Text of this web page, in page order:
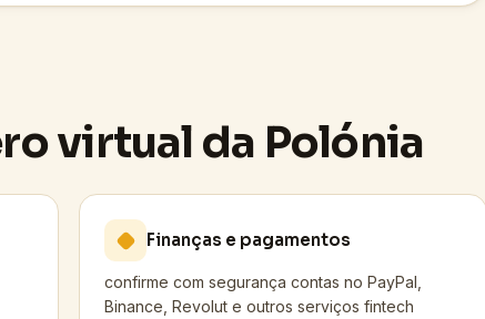
virtual da Polónia
Finanças e pagamentos
confirme com segurança contas no PayPal,
Binance, Revolut e outros serviços fintech